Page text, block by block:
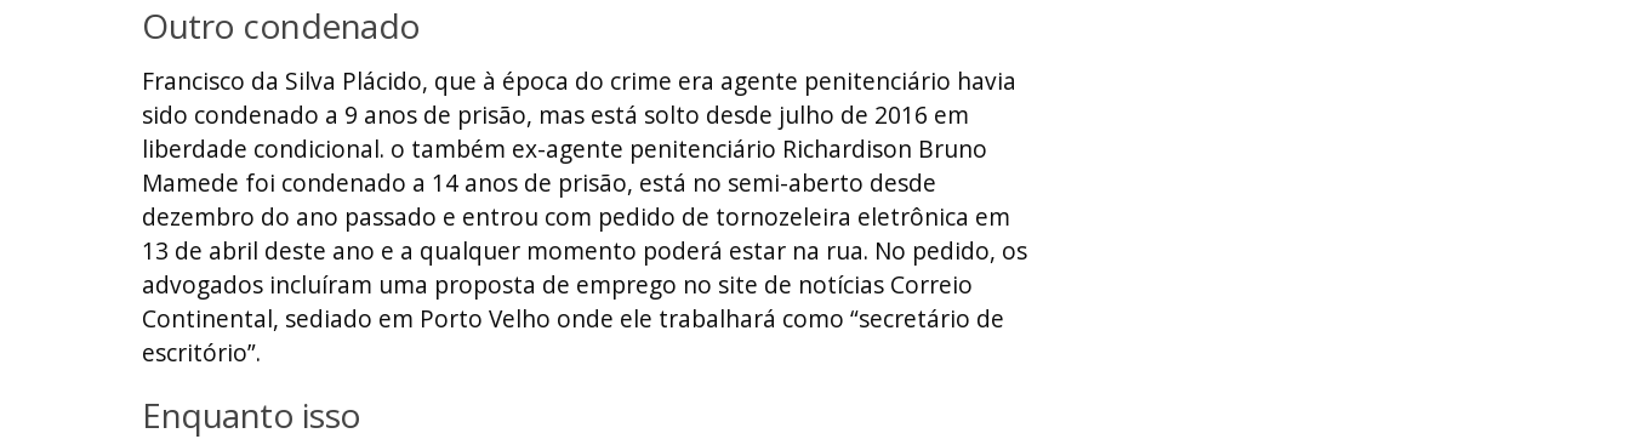
Outro condenado
Francisco da Silva Plácido, que à época do crime era agente penitenciário havia
sido condenado a 9 anos de prisão, mas está solto desde julho de 2016 em
liberdade condicional. o também ex-agente penitenciário Richardison Bruno
Mamede foi condenado a 14 anos de prisão, está no semi-aberto desde
dezembro do ano passado e entrou com pedido de tornozeleira eletrônica em
13 de abril deste ano e a qualquer momento poderá estar na rua. No pedido, os
advogados incluíram uma proposta de emprego no site de notícias Correio
Continental, sediado em Porto Velho onde ele trabalhará como “secretário de
escritório”.
Enquanto isso